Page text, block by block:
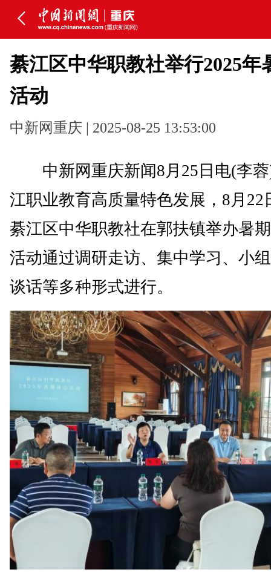
綦江区中华职教社举行2025年
活动
中新网重庆 | 2025-08-25 13:53:00
中新网重庆新闻8月25日电(李蓉
江职业教育高质量特色发展，8月22
綦江区中华职教社在郭扶镇举办暑
活动通过调研走访、集中学习、小
谈话等多种形式进行。